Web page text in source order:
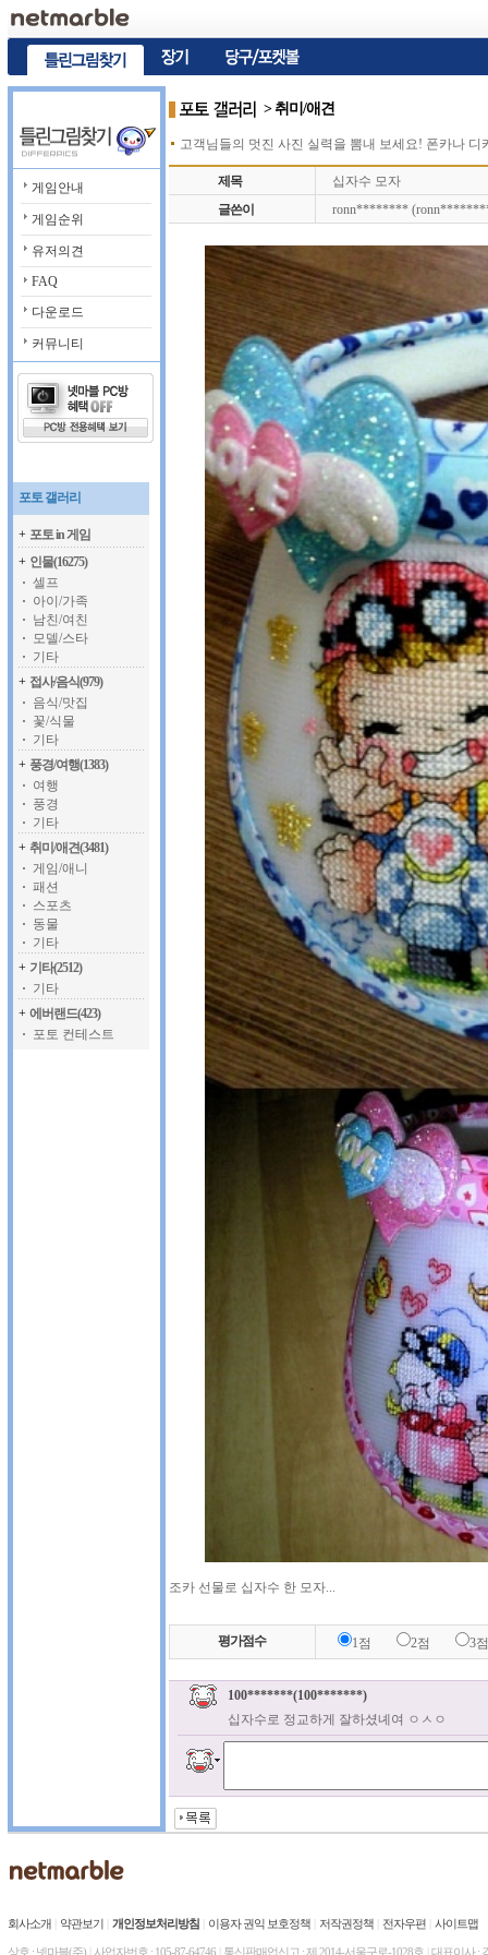
게임안내
게임순위
유저의견
FAQ
다운로드
커뮤니티
포토 갤러리
+ 포토 in 게임
+ 인물(16275)
셀프
아이/가족
남친/여친
모델/스타
기타
+ 접사/음식(979)
음식/맛집
꽃/식물
기타
+ 풍경/여행(1383)
여행
풍경
기타
+ 취미/애견(3481)
게임/애니
패션
스포츠
동물
기타
+ 기타(2512)
기타
+ 에버랜드(423)
포토 컨테스트
> 취미/애견
고객님들의 멋진 사진 실력을 뽐내 보세요! 폰카나
제목
십자수 모자
글쓴이
ronn********
조카 선물로 십자수 한 모자...
평가점수 1점 2점 3
100*******(100*******)
십자수로 정교하게 잘하셨녜여 ㅇㅅㅇ
회사소개 약관보기 개인정보처리방침 이용자 권익 보호정책 저작권정책 전자우편 사이트맵
상호 : 넷마블(주) 사업자번호 : 105-87-64746 통신판매업신고 : 제 2014-서울구로-1028호 대표이사 :